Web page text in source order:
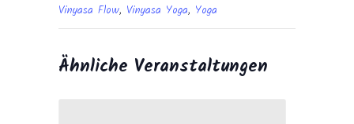
Vinyasa Flow, Vinyasa Yoga, Yoga
Ähnliche Veranstaltungen